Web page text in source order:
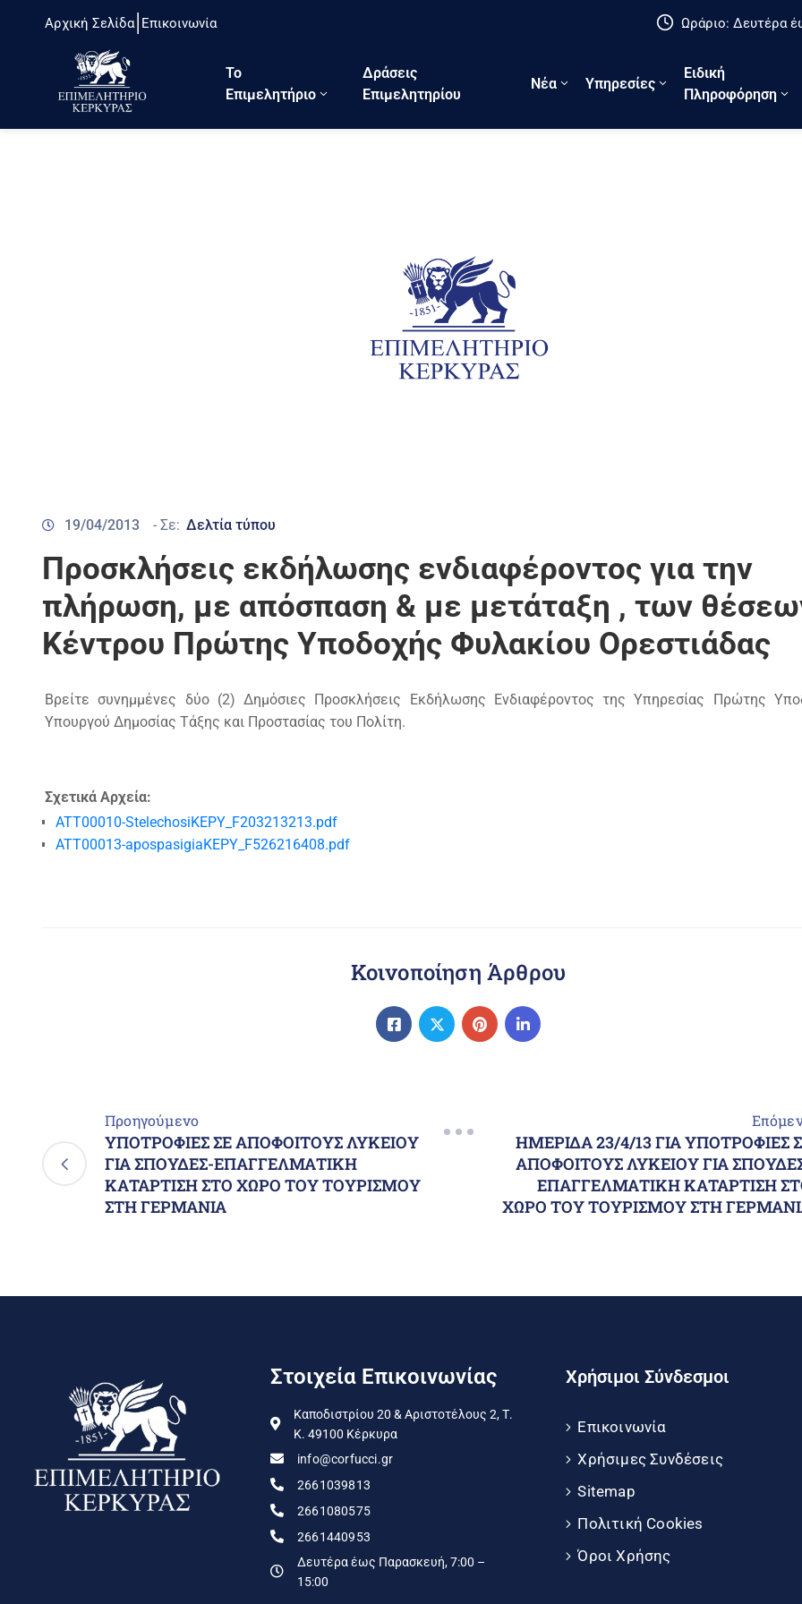
Αρχική Σελίδα Επικοινωνία Ωράριο: Δευτέρα
Το
Eπιμελητήριο
Δράσεις
Επιμελητηρίου
Νέα Υπηρεσίες
Ειδική
Πληροφόρηση
19/04/2013 - Σε: Δελτία τύπου
Προσκλήσεις εκδήλωσης ενδιαφέροντος για την
πλήρωση, με απόσπαση & με μετάταξη , των
Κέντρου Πρώτης Υποδοχής Φυλακίου Ορεστιάδας
Βρείτε συνημμένες δύο (2) Δημόσιες Προσκλήσεις Εκδήλωσης Ενδιαφέροντος της Υπηρεσίας Πρώτης
Υπουργού Δημοσίας Τάξης και Προστασίας του Πολίτη.
Σχετικά Αρχεία:
ATT00010-StelechosiKEPY_F203213213.pdf
ATT00013-apospasigiaKEPY_F526216408.pdf
Κοινοποίηση Άρθρου
Προηγούμενο
ΥΠΟΤΡΟΦΙΕΣ ΣΕ ΑΠΟΦΟΙΤΟΥΣ ΛΥΚΕΙΟΥ
ΓΙΑ ΣΠΟΥΔΕΣ-ΕΠΑΓΓΕΛΜΑΤΙΚΗ
ΚΑΤΑΡΤΙΣΗ ΣΤΟ ΧΩΡΟ ΤΟΥ ΤΟΥΡΙΣΜΟΥ
ΣΤΗ ΓΕΡΜΑΝΙΑ
ΗΜΕΡΙΔΑ 23/4/13 ΓΙΑ ΥΠΟΤΡΟΦΙΕΣ
ΑΠΟΦΟΙΤΟΥΣ ΛΥΚΕΙΟΥ ΓΙΑ
ΕΠΑΓΓΕΛΜΑΤΙΚΗ ΚΑΤΑΡΤΙΣΗ
ΧΩΡΟ ΤΟΥ ΤΟΥΡΙΣΜΟΥ ΣΤΗ
Στοιχεία Επικοινωνίας
Καποδιστρίου 20 & Αριστοτέλους 2, Τ.
Κ. 49100 Κέρκυρα
info@corfucci.gr
2661039813
2661080575
2661440953
Δευτέρα έως Παρασκευή, 7:00 –
15:00
Χρήσιμοι Σύνδεσμοι
Επικοινωνία
Χρήσιμες Συνδέσεις
Sitemap
Πολιτική Cookies
Όροι Χρήσης